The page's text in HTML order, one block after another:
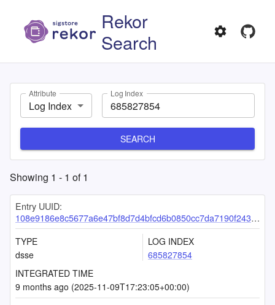
Rekor
Search
Attribute
Log Index
Log Index
SEARCH
Showing 1 - 1 of1
Entry UUID:
108e9186e8c5677a6e47bf8d7d4bfcd6b0850cc7da7190f24317225784ec4858cdde0632c68e148a
TYPE
dsse
LOG INDEX
685827854
INTEGRATED TIME
9 months ago (2025-11-09T17:23:05+00:00)